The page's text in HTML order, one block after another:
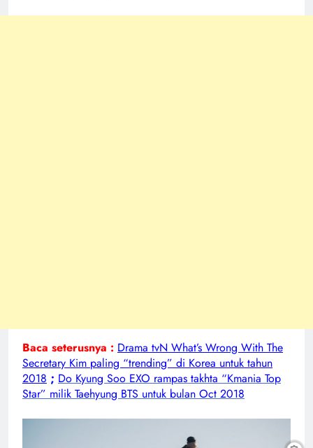
Baca seterusnya : Drama tvN What’s Wrong With The
Secretary Kim paling “trending” di Korea untuk tahun
2018 ; Do Kyung Soo EXO rampas takhta “Kmania Top
Star” milik Taehyung BTS untuk bulan Oct 2018